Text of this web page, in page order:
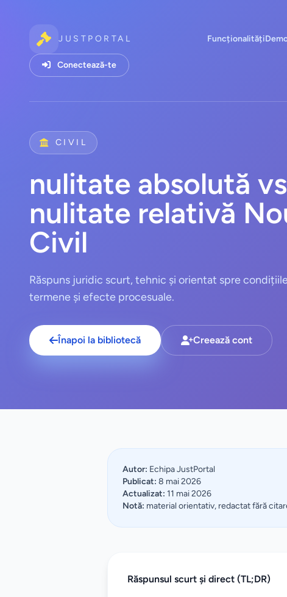
JUSTPORTAL Funcționalități
Conectează-te
CIVIL
nulitate absolută vs
nulitate relativă
Civil
Răspuns juridic scurt, tehnic și orientat spre
termene și efecte procesuale.
Înapoi la bibliotecă Creează cont
Autor: Echipa JustPortal
Publicat: 8 mai 2026
Actualizat: 11 mai 2026
Notă: material orientativ, redactat fără
Răspunsul scurt și direct (TL;DR)